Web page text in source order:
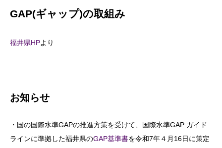
GAP(ギャップ)の取組み
福井県HPより
お知らせ
・国の国際水準GAPの推進方策を受けて、国際水準GAP ガイド
ラインに準拠した福井県のGAP基準書を令和7年４月16日に策定